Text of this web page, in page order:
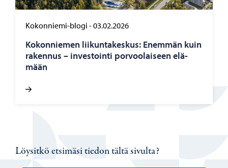
Kokonniemi-blogi -03.02.2026
Ko­kon­nie­men lii­kun­ta­kes­kus: Enem­män kuin
ra­ken­nus – in­ves­toin­ti por­voo­lai­seen elä­
mään
Löysitkö etsimäsi tiedon tältä sivulta?